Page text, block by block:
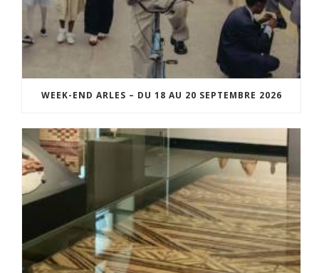
WEEK-END ARLES – DU 18 AU 20 SEPTEMBRE 2026